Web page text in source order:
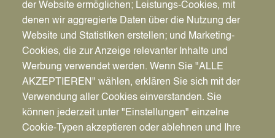
Pfadnavigation
Wirtschaft | Bauen | Umwelt Wirtschaftsförderung News
der Website ermöglichen; Leistungs-Cookies, mit
denen wir aggregierte Daten über die Nutzung der
Website und Statistiken erstellen; und Marketing-
Cookies, die zur Anzeige relevanter Inhalte und
Werbung verwendet werden. Wenn Sie "ALLE
AKZEPTIEREN" wählen, erklären Sie sich mit der
Verwendung aller Cookies einverstanden. Sie
können jederzeit unter "Einstellungen" einzelne
Cookie-Typen akzeptieren oder ablehnen und Ihre